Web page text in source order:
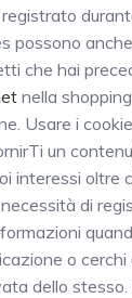
possono
che hai
nella
Usare i
un
interessi oltre
di
o cerchi
dello stesso.